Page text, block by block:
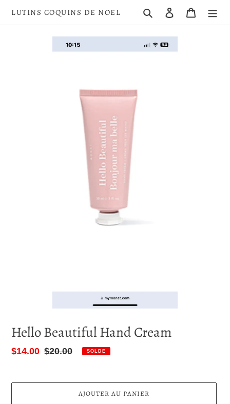
LUTINS COQUINS DE NOEL RechercherSe connecter
Panier
Hello Beautiful Hand Cream
Prix
$14.00 Prix
$20.00 SOLDE
AJOUTER AU PANIER